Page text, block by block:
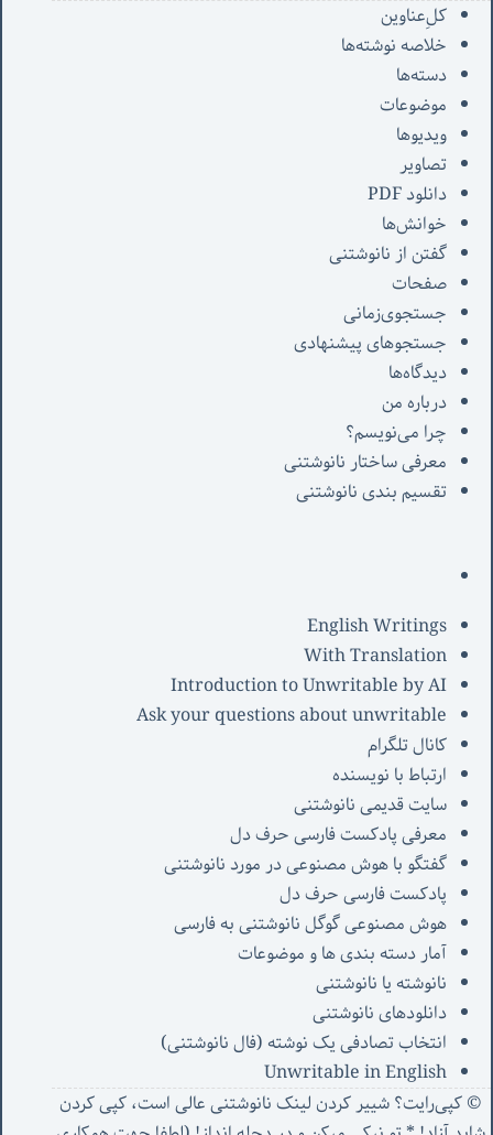
کل‌ِعناوین
خلاصه نوشته‌ها
دسته‌ها
موضوعات
ویدیوها
تصاویر
دانلود PDF
خوانش‌ها
گفتن از نانوشتنی
صفحات
جستجوی‌زمانی
جستجوهای پیشنهادی
دیدگاه‌ها
درباره من
چرا می‌نویسم؟
معرفی‌ ساختار نانوشتنی
تقسیم بندی نانوشتنی
English Writings
With Translation
Introduction to Unwritable by AI
Ask your questions about unwritable
کانال تلگرام
ارتباط با نویسنده
سایت قدیمی نانوشتنی
معرفی پادکست فارسی حرف دل
گفتگو با هوش مصنوعی در مورد نانوشتنی
پادکست فارسی حرف دل
هوش مصنوعی گوگل نانوشتنی به فارسی
آمار دسته بندی ها و موضوعات
نانوشته یا نانوشتنی
دانلودهای نانوشتنی
انتخاب تصادفی یک نوشته (فال نانوشتنی)
Unwritable in English
© کپی‌رایت؟ شییر کردن لینک نانوشتنی عالی است، کپی کردن